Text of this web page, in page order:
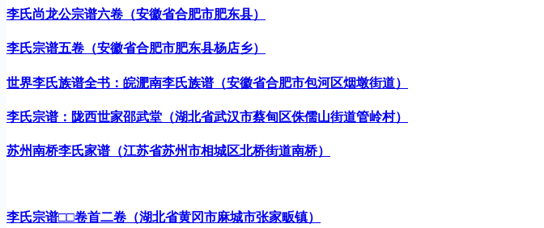
李氏尚龙公宗谱六卷（安徽省合肥市肥东县）
李氏宗谱五卷（安徽省合肥市肥东县杨店乡）
世界李氏族谱全书：皖淝南李氏族谱（安徽省合肥市包河区烟墩街道）
李氏宗谱：陇西世家邵武堂（湖北省武汉市蔡甸区侏儒山街道管岭村）
苏州南桥李氏家谱（江苏省苏州市相城区北桥街道南桥）
李氏宗谱□□卷首二卷（湖北省黄冈市麻城市张家畈镇）